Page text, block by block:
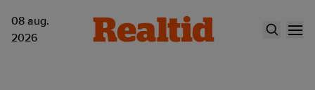
08 aug.
2026